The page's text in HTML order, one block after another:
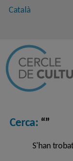
Català
Cerca: “”
S'han